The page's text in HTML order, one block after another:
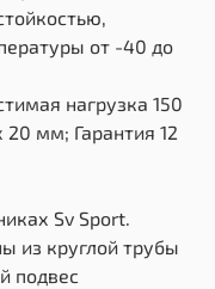
от -40 до
нагрузка 150
20 мм; Гарантия 12
Sv Sport.
из круглой трубы
подвес